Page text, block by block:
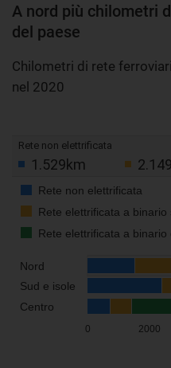
A nord più chilometri
del paese
Chilometri di rete
nel 2020